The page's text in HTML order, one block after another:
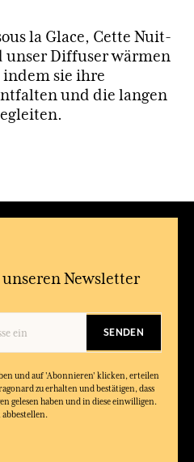
la Glace, Cette Nuit-
unser Diffuser wärmen
indem sie ihre
und die langen
Newsletter
SENDEN
und auf 'Abonnieren' klicken, erteilen
zu erhalten und bestätigen, dass
gelesen haben und in diese einwilligen.